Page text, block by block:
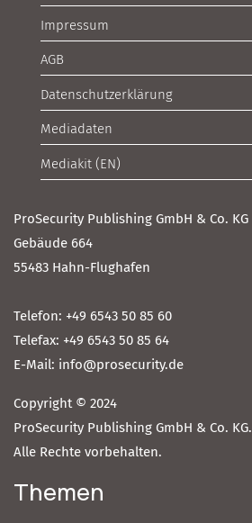
Impressum
AGB
Datenschutzerklärung
Mediadaten
Mediakit (EN)
ProSecurity Publishing GmbH & Co. KG
Gebäude 664
55483 Hahn-Flughafen
Telefon: +49 6543 50 85 60
Telefax: +49 6543 50 85 64
E-Mail: info@prosecurity.de
Copyright © 2024
ProSecurity Publishing GmbH & Co. KG.
Alle Rechte vorbehalten.
Themen